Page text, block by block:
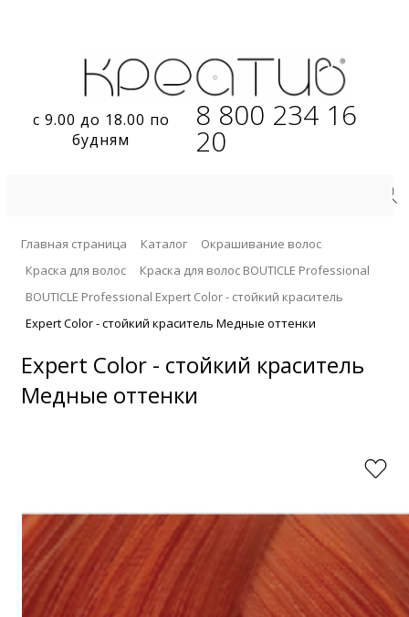
с 9.00 до 18.00 по
будням
8 800 234 16
20
Главная страница Каталог
Окрашивание волос
Краска для волос
Краска для волос BOUTICLE Professional
BOUTICLE Professional Expert Color - стойкий краситель
Expert Color - стойкий краситель Медные оттенки
Expert Color - стойкий краситель
Медные оттенки